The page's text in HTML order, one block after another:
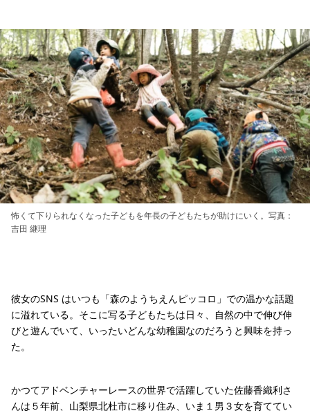
怖くて下りられなくなった子どもを年長の子どもたちが助けにいく。写真：
吉田 継理
彼女のSNS はいつも「森のようちえんピッコロ」での温かな話題
に溢れている。そこに写る子どもたちは日々、自然の中で伸び伸
びと遊んでいて、いったいどんな幼稚園なのだろうと興味を持っ
た。
かつてアドベンチャーレースの世界で活躍していた佐藤香織利さ
んは５年前、山梨県北杜市に移り住み、いま１男３女を育ててい